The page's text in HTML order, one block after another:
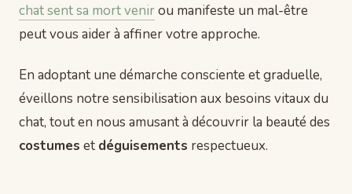
chat sent sa mort venirou manifeste un mal-être
peut vous aider à affiner votre approche.
En adoptant une démarche consciente et graduelle,
éveillons notre sensibilisation aux besoins vitaux du
chat, tout en nous amusant à découvrir la beauté des
costumes et déguisements respectueux.